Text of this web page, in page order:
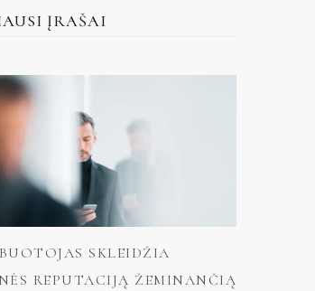
ĮRAŠAI
SKLEIDŽIA
REPUTACIJĄ ŽEMINANČIĄ